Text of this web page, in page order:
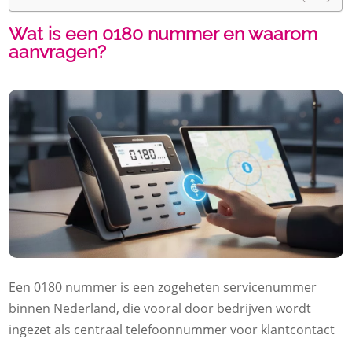
Wat is een 0180 nummer en waarom
aanvragen?
Een 0180 nummer is een zogeheten servicenummer
binnen Nederland, die vooral door bedrijven wordt
ingezet als centraal telefoonnummer voor klantcontact